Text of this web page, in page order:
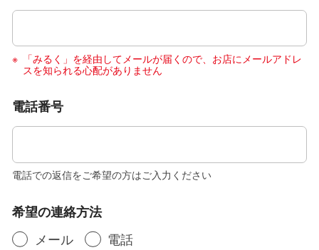
「みるく」を経由してメールが届くので、お店にメールアドレ
スを知られる心配がありません
電話番号
電話での返信をご希望の方はご入力ください
希望の連絡方法
メール
電話